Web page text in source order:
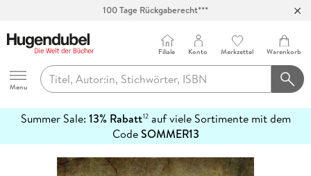
100 Tage Rückgaberecht***
Hugendubel
Menu
Filiale Konto Merkzettel Warenkorb
Summer Sale: 13% Rabatt12auf viele Sortimente mit dem
CodeSOMMER13
erfahren